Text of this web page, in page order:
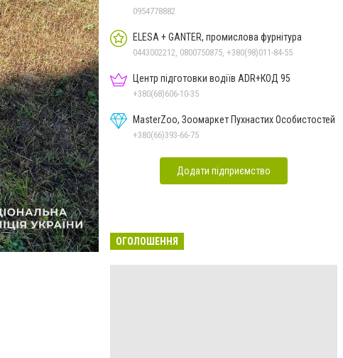
0954778882
ELESA + GANTER, промислова фурнітура
0443002212, 0800750875, +380(98)011-84-55
Центр підготовки водіїв ADR+КОД 95
+380(68)606-10-35
MasterZoo, Зоомаркет Пухнастих Особистостей
+380(66)393-66-75
Додати підприємство
ОГОЛОШЕННЯ